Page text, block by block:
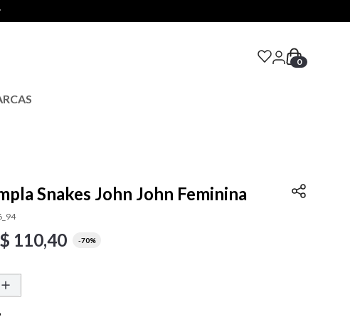
0
Snakes John John Feminina
110,40 -70%